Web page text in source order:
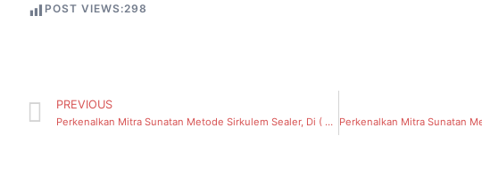
POST VIEWS:298
PREVIOUS
Perkenalkan Mitra Sunatan Metode Sirkulem Sealer, Di ( Mojo, Kecamatan Gubeng) Surabaya